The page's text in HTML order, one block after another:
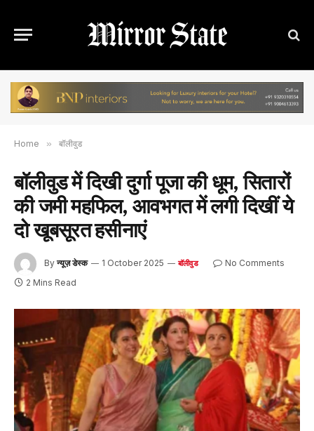
Home » बॉलीवुड
बॉलीवुड में दिखी दुर्गा पूजा की धूम, सितारों
की जमी महफिल, आवभगत में लगी दिखीं ये
दो खूबसूरत हसीनाएं
By न्यूज़ डेस्क 1 October 2025 बॉलीवुड
No Comments
2 Mins Read